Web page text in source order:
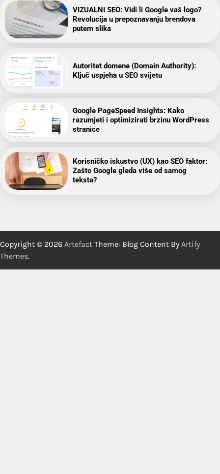
VIZUALNI SEO: Vidi li Google vaš logo?
Revolucija u prepoznavanju brendova
putem slika
Autoritet domene (Domain Authority):
Ključ uspjeha u SEO svijetu
Google PageSpeed Insights: Kako
razumjeti i optimizirati brzinu WordPress
stranice
Korisničko iskustvo (UX) kao SEO faktor:
Zašto Google gleda više od samog
teksta?
Copyright © 2026 Artefact Theme: Blog Content By Artify
Themes.